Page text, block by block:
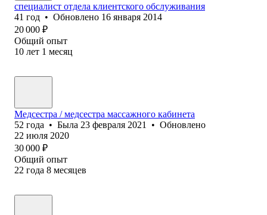
специалист отдела клиентского обслуживания
41 год • Обновлено 16 января 2014
20 000 ₽
Общий опыт
10 лет 1 месяц
Медсестра / медсестра массажного кабинета
52 года • Была 23 февраля 2021 • Обновлено
22 июля 2020
30 000 ₽
Общий опыт
22 года 8 месяцев